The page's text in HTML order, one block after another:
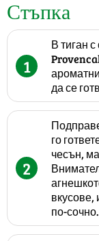
Стъпка
1
В тиган
да се
2
го
чесън,
вкусове,
по-сочно.